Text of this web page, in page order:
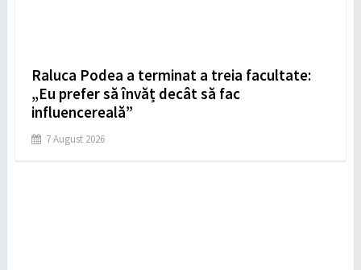
Raluca Podea a terminat a treia facultate:
„Eu prefer să învăț decât să fac
influencereală”
7 August 2026